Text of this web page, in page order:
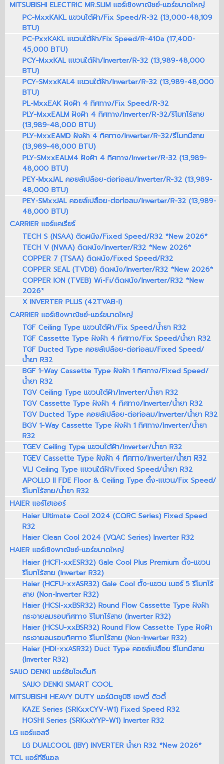
MITSUBISHI ELECTRIC MR.SLIM แอร์เชิงพาณิชย์-แอร์ขนาดใหญ่
PC-MxxKAKL แขวนใต้ฝ้า/Fix Speed/R-32 (13,000-48,109
BTU)
PC-PxxKAKL แขวนใต้ฝ้า/Fix Speed/R-410a (17,400-
45,000 BTU)
PCY-MxxKAL แขวนใต้ฝ้า/Inverter/R-32 (13,989-48,000
BTU)
PCY-SMxxKAL4 แขวนใต้ฝ้า/Inverter/R-32 (13,989-48,000
BTU)
PL-MxxEAK ฝังฝ้า 4 ทิศทาง/Fix Speed/R-32
PLY-MxxEALM ฝังฝ้า 4 ทิศทาง/Inverter/R-32/รีโมทไร้สาย
(13,989-48,000 BTU)
PLY-MxxEAMD ฝังฝ้า 4 ทิศทาง/Inverter/R-32/รีโมทมีสาย
(13,989-48,000 BTU)
PLY-SMxxEALM4 ฝังฝ้า 4 ทิศทาง/Inverter/R-32 (13,989-
48,000 BTU)
PEY-MxxJAL คอยล์เปลือย-ต่อท่อลม/Inverter/R-32 (13,989-
48,000 BTU)
PEY-SMxxJAL คอยล์เปลือย-ต่อท่อลม/Inverter/R-32 (13,989-
48,000 BTU)
CARRIER แอร์แคเรียร์
TECH S (NSAA) ติดผนัง/Fixed Speed/R32 *New 2026*
TECH V (NVAA) ติดผนัง/Inverter/R32 *New 2026*
COPPER 7 (TSAA) ติดผนัง/Fixed Speed/R32
COPPER SEAL (TVDB) ติดผนัง/Inverter/R32 *New 2026*
COPPER ION (TVEB) Wi-Fi/ติดผนัง/Inverter/R32 *New
2026*
X INVERTER PLUS (42TVAB-I)
CARRIER แอร์เชิงพาณิชย์-แอร์ขนาดใหญ่
TGF Ceiling Type แขวนใต้ฝ้า/Fix Speed/น้ำยา R32
TGF Cassette Type ฝังฝ้า 4 ทิศทาง/Fix Speed/น้ำยา R32
TGF Ducted Type คอยล์เปลือย-ต่อท่อลม/Fixed Speed/
น้ำยา R32
BGF 1-Way Cassette Type ฝังฝ้า 1 ทิศทาง/Fixed Speed/
น้ำยา R32
TGV Ceiling Type แขวนใต้ฝ้า/Inverter/น้ำยา R32
TGV Cassette Type ฝังฝ้า 4 ทิศทาง/Inverter/น้ำยา R32
TGV Ducted Type คอยล์เปลือย-ต่อท่อลม/Inverter/น้ำยา R32
BGV 1-Way Cassette Type ฝังฝ้า 1 ทิศทาง/Inverter/น้ำยา
R32
TGEV Ceiling Type แขวนใต้ฝ้า/Inverter/น้ำยา R32
TGEV Cassette Type ฝังฝ้า 4 ทิศทาง/Inverter/น้ำยา R32
VLJ Ceiling Type แขวนใต้ฝ้า/Fixed Speed/น้ำยา R32
APOLLO II FDE Floor & Ceiling Type ตั้ง-แขวน/Fix Speed/
รีโมทไร้สาย/น้ำยา R32
HAIER แอร์ไฮเออร์
Haier Ultimate Cool 2024 (CQRC Series) Fixed Speed
R32
Haier Clean Cool 2024 (VQAC Series) Inverter R32
HAIER แอร์เชิงพาณิชย์-แอร์ขนาดใหญ่
Haier (HCFI-xxESR32) Gale Cool Plus Premium ตั้ง-แขวน
รีโมทไร้สาย (Inverter R32)
Haier (HCFU-xxASR32) Gale Cool ตั้ง-แขวน เบอร์ 5 รีโมทไร้
สาย (Non-Inverter R32)
Haier (HCSI-xxBSR32) Round Flow Cassette Type ฝังฝ้า
กระจายลมรอบทิศทาง รีโมทไร้สาย (Inverter R32)
Haier (HCSU-xxBSR32) Round Flow Cassette Type ฝังฝ้า
กระจายลมรอบทิศทาง รีโมทไร้สาย (Non-Inverter R32)
Haier (HDI-xxASR32) Duct Type คอยล์เปลือย รีโมทมีสาย
(Inverter R32)
SAIJO DENKI แอร์ซัยโจเด็นกิ
SAIJO DENKI SMART COOL
MITSUBISHI HEAVY DUTY แอร์มิตซูบิชิ เฮฟวี่ ดิวตี้
KAZE Series (SRKxxCYV-W1) Fixed Speed R32
HOSHI Series (SRKxxYYP-W1) Inverter R32
LG แอร์แอลจี
LG DUALCOOL (IBY) INVERTER น้ำยา R32 *New 2026*
TCL แอร์ทีซีแอล